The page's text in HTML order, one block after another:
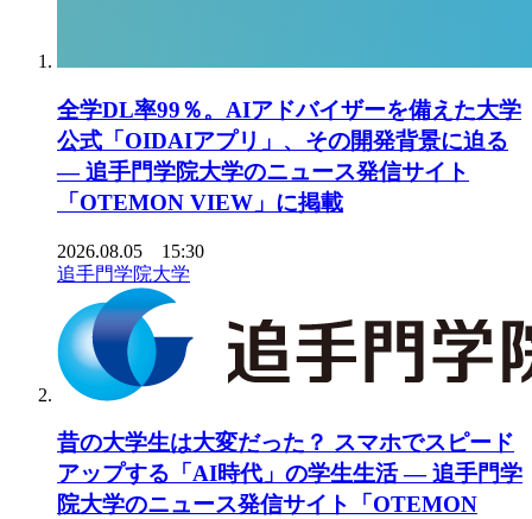
全学DL率99％。AIアドバイザーを備えた大学
公式「OIDAIアプリ」、その開発背景に迫る
― 追手門学院大学のニュース発信サイト
「OTEMON VIEW」に掲載
2026.08.05 15:30
追手門学院大学
昔の大学生は大変だった？ スマホでスピード
アップする「AI時代」の学生生活 ― 追手門学
院大学のニュース発信サイト「OTEMON